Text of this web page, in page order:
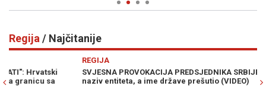
Regija / Najčitanije
SVJESNA PROVOKACIJA PREDSJEDNIKA SRBIJE: Vučić promašio
naziv entiteta, a ime države prešutio (VIDEO)